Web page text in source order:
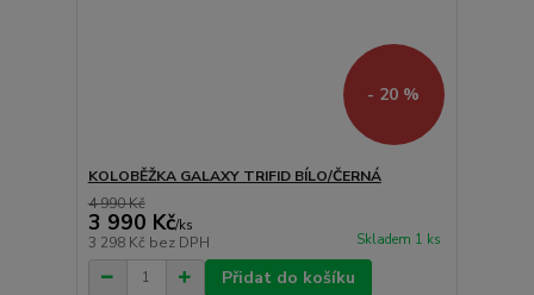
- 20 %
KOLOBĚŽKA GALAXY TRIFID BÍLO/ČERNÁ
4 990 Kč
3 990 Kč/ks
3 298 Kč bez DPH Skladem 1 ks
Přidat do košíku